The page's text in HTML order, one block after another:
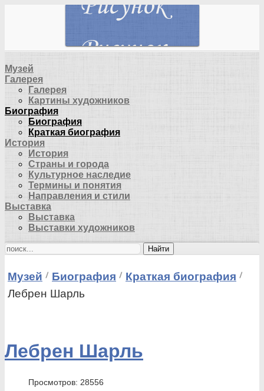
Музей
Галерея
Галерея
Картины художников
Биография
Биография
Краткая биография
История
История
Страны и города
Культурное наследие
Термины и понятия
Направления и стили
Выставка
Выставка
Выставки художников
Найти
Музей Биография
Краткая биография
Лебрен Шарль
Лебрен Шарль
Просмотров: 28556